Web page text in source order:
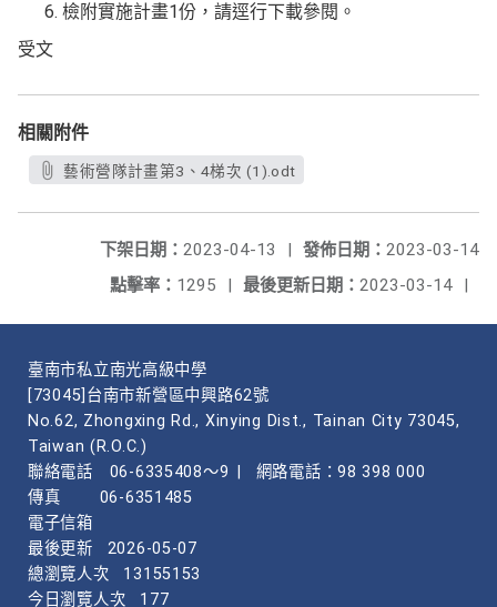
檢附實施計畫1份，請逕行下載參閱。
受文
相關附件
藝術營隊計畫第3、4梯次 (1).odt
發佈日期： 2023-03-14
下架日期： 2023-04-13
|
最後更新日期： 2023-03-14 |
點擊率： 1295 |
臺南市私立南光高級中學
[73045]台南市新營區中興路62號
No.62, Zhongxing Rd., Xinying Dist., Tainan City 73045,
Taiwan (R.O.C.)
聯絡電話
06-6335408～9
網路電話：98 398 000
傳真
06-6351485
電子信箱
最後更新
2026-05-07
總瀏覽人次
13155153
今日瀏覽人次
177